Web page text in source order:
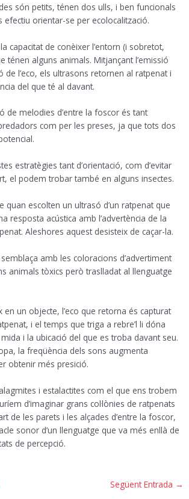
són petits, ténen dos ulls, i ben funcionals
efectiu orientar-se per ecolocalització.
capacitat de conèixer l’entorn (i sobretot,
ténen alguns animals. Mitjançant l’emissió
de l’eco, els ultrasons retornen al ratpenat i
del que té al davant.
de melodies d’entre la foscor és tant
com per les preses, ja que tots dos
estratègies tant d’orientació, com d’evitar
el podem trobar també en alguns insectes.
quan escolten un ultrasó d’un ratpenat que
resposta acústica amb l’advertència de la
Aleshores aquest desisteix de caçar-la.
amb les coloracions d’advertiment
animals tòxics però traslladat al llenguatge
en un objecte, l’eco que retorna és capturat
i el temps que triga a rebre’l li dóna
i la ubicació del que es troba davant seu.
la freqüència dels sons augmenta
obtenir més presició.
i estalactites com el que ens trobem
d’imaginar grans col·lònies de ratpenats
de les parets i les alçades d’entre la foscor,
sonor d’un llenguatge que va més enllà de
de percepció.
Següent Entrada →